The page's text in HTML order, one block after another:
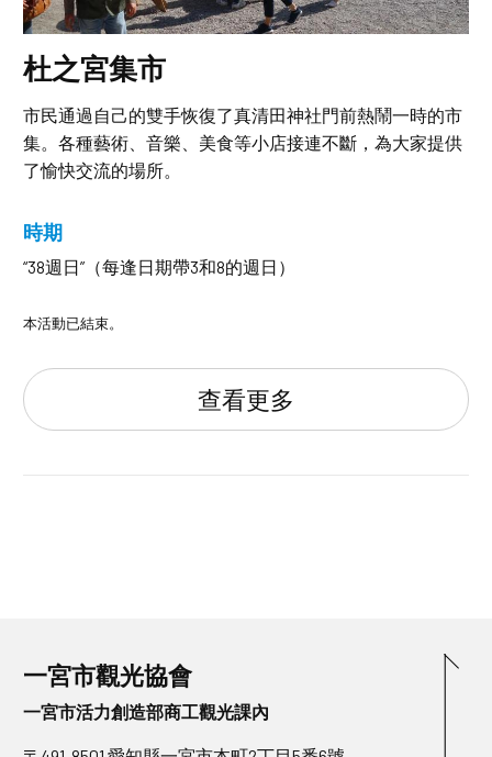
杜之宮集市
市民通過自己的雙手恢復了真清田神社門前熱鬧一時的市
集。各種藝術、音樂、美食等小店接連不斷，為大家提供
了愉快交流的場所。
時期
“38週日”（每逢日期帶3和8的週日）
本活動已結束。
查看更多
一宮市觀光協會
一宮市活力創造部商工觀光課內